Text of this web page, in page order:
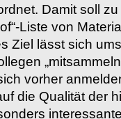
Damit soll
Liste von
Ziel lässt sich
vorher
die Qualität der